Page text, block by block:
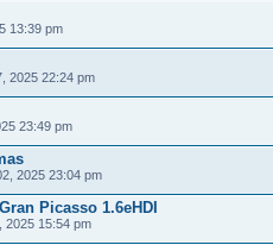
13:39 pm
2025 22:24 pm
23:49 pm
2025 23:04 pm
Picasso 1.6eHDI
2025 15:54 pm